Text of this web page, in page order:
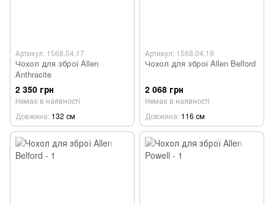
Артикул: 1568.04.17
Чохол для зброї Allen
Anthracite
2 350 грн
Немає в наявності
Довжина 132 см
Артикул: 1568.04.19
Чохол для зброї Allen Belford
2 068 грн
Немає в наявності
Довжина 116 см